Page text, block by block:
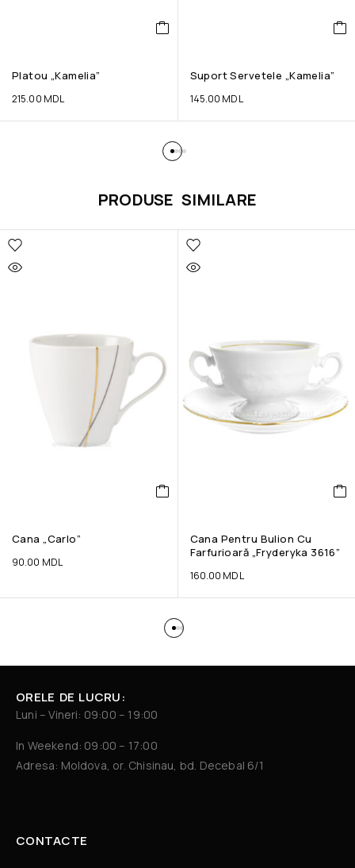
Platou „Kamelia”
215.00 MDL
Suport Servetele „Kamelia”
145.00 MDL
PRODUSE SIMILARE
Cana „Carlo”
90.00 MDL
Cana Pentru Bulion Cu
Farfurioară „Fryderyka 3616”
160.00 MDL
ORELE DE LUCRU:
Luni – Vineri: 09:00 – 19:00
In Weekend: 09:00 – 17:00
Adresa: Moldova, or. Chisinau, bd. Decebal 6/1
CONTACTE